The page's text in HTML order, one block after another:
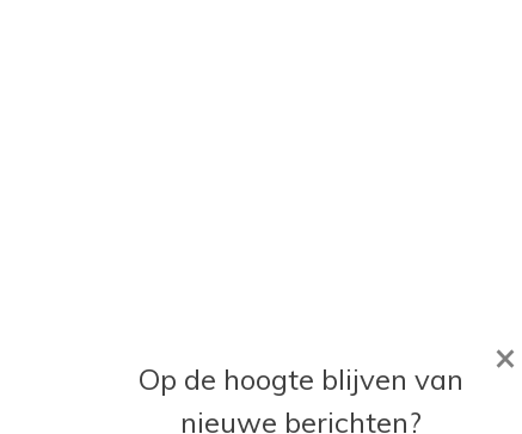
Op de hoogte blijven van
nieuwe berichten?
×